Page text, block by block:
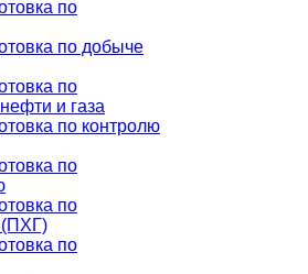
по
по добыче
по
и газа
по контролю
по
по
(ПХГ)
по